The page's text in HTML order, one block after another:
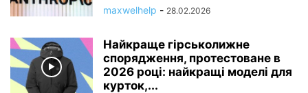
maxwelhelp - 28.02.2026
Найкраще гірськолижне
спорядження, протестоване в
2026 році: найкращі моделі для
курток,...